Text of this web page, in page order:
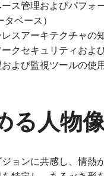
ース管理およびパフォ
タベース）
レスアーキテクチャの
ークセキュリティお
および監視ツールの使
る人物
ジョンに共感し、情熱